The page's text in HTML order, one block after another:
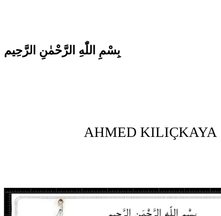
بِسْمِ اللّٰهِ الرَّحْمٰنِ الرَّحِيم
AHMED KILIÇKAYA